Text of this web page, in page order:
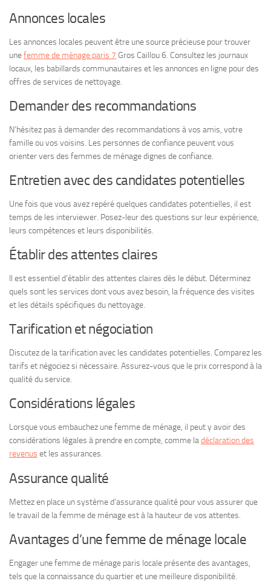
Annonces locales
Les annonces locales peuvent être une source précieuse pour trouver
unefemme de ménage paris 7 Gros Caillou 6. Consultez les journaux
locaux, les babillards communautaires et les annonces en ligne pour des
offres de services de nettoyage.
Demander des recommandations
N’hésitez pas à demander des recommandations à vos amis, votre
famille ou vos voisins. Les personnes de confiance peuvent vous
orienter vers des femmes de ménage dignes de confiance.
Entretien avec des candidates potentielles
Une fois que vous avez repéré quelques candidates potentielles, il est
temps de les interviewer. Posez-leur des questions sur leur expérience,
leurs compétences et leurs disponibilités.
Établir des attentes claires
Il est essentiel d’établir des attentes claires dès le début. Déterminez
quels sont les services dont vous avez besoin, la fréquence des visites
et les détails spécifiques du nettoyage.
Tarification et négociation
Discutez de la tarification avec les candidates potentielles. Comparez les
tarifs et négociez si nécessaire. Assurez-vous que le prix correspond à la
qualité du service.
Considérations légales
Lorsque vous embauchez une femme de ménage, il peut y avoir des
considérations légales à prendre en compte, comme ladéclaration des
revenus et les assurances.
Assurance qualité
Mettez en place un système d’assurance qualité pour vous assurer que
le travail de la femme de ménage est à la hauteur de vos attentes.
Avantages d’une femme de ménage locale
Engager une femme de ménage paris locale présente des avantages,
tels que la connaissance du quartier et une meilleure disponibilité.